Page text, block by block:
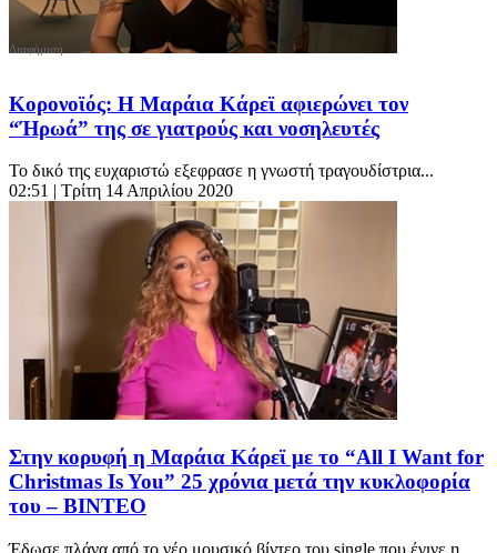
Κορονοϊός: Η Μαράια Κάρεϊ αφιερώνει τον
“Ήρωά” της σε γιατρούς και νοσηλευτές
Το δικό της ευχαριστώ εξεφρασε η γνωστή τραγουδίστρια...
02:51 | Τρίτη 14 Απριλίου 2020
Στην κορυφή η Μαράια Κάρεϊ με το “All I Want for
Christmas Is You” 25 χρόνια μετά την κυκλοφορία
του – ΒΙΝΤΕΟ
Έδωσε πλάνα από το νέο μουσικό βίντεο του single που έγινε η